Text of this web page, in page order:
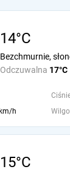
14°C
Odczuwalna 17°C
Bezchmurnie,
h
15°C